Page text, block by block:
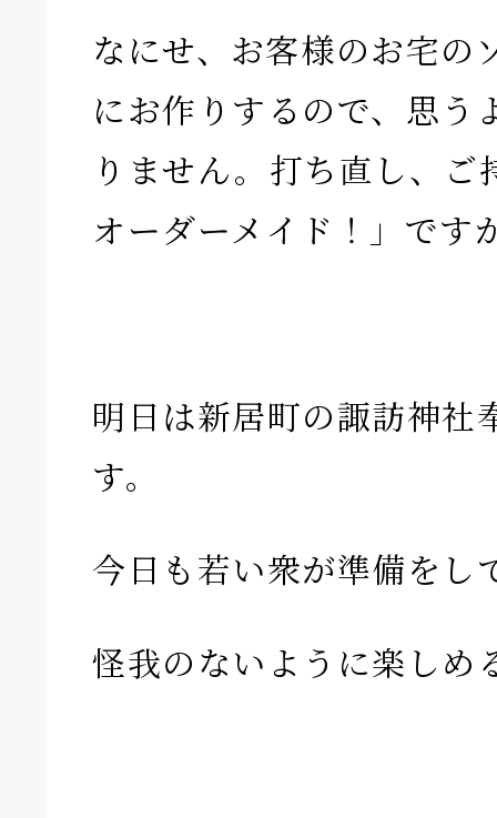
なにせ、お客様のお宅の
にお作りするので、思う
りません。打ち直し、
オーダーメイド！」です
明日は新居町の諏訪神社
す。
今日も若い衆が準備をし
怪我のないように楽しめ